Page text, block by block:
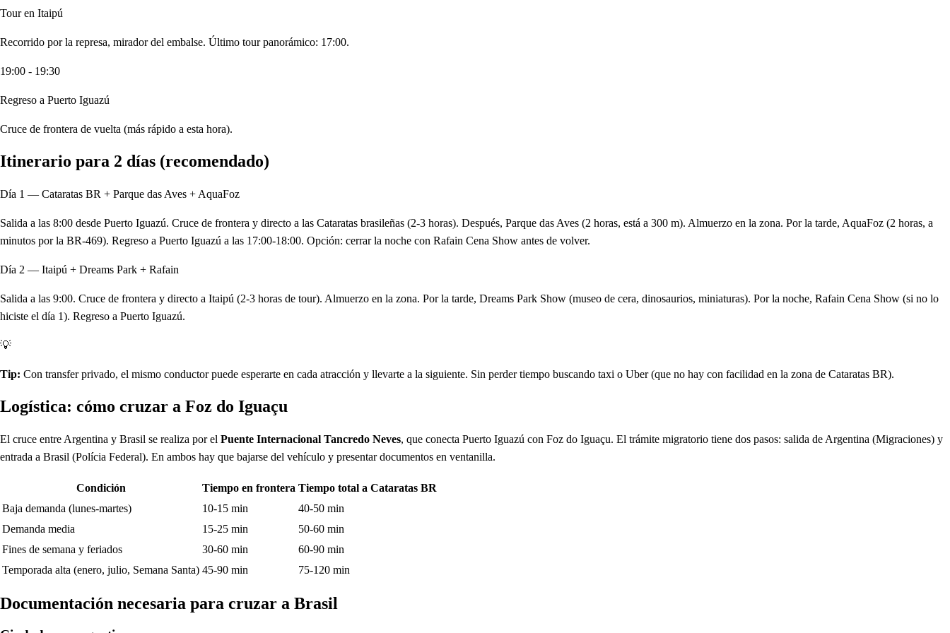
Tour en Itaipú
Recorrido por la represa, mirador del embalse. Último tour panorámico: 17:00.
19:00 - 19:30
Regreso a Puerto Iguazú
Cruce de frontera de vuelta (más rápido a esta hora).
Itinerario para 2 días (recomendado)
Día 1 — Cataratas BR + Parque das Aves + AquaFoz
Salida a las 8:00 desde Puerto Iguazú. Cruce de frontera y directo a las Cataratas brasileñas (2-3 horas). Después, Parque das Aves (2 horas, está a 300 m). Almuerzo en la zona. Por la tarde, AquaFoz (2 horas, a
minutos por la BR-469). Regreso a Puerto Iguazú a las 17:00-18:00. Opción: cerrar la noche con Rafain Cena Show antes de volver.
Día 2 — Itaipú + Dreams Park + Rafain
Salida a las 9:00. Cruce de frontera y directo a Itaipú (2-3 horas de tour). Almuerzo en la zona. Por la tarde, Dreams Park Show (museo de cera, dinosaurios, miniaturas). Por la noche, Rafain Cena Show (si no lo
hiciste el día 1). Regreso a Puerto Iguazú.
💡
Tip: Con transfer privado, el mismo conductor puede esperarte en cada atracción y llevarte a la siguiente. Sin perder tiempo buscando taxi o Uber (que no hay con facilidad en la zona de Cataratas BR).
Logística: cómo cruzar a Foz do Iguaçu
El cruce entre Argentina y Brasil se realiza por el Puente Internacional Tancredo Neves, que conecta Puerto Iguazú con Foz do Iguaçu. El trámite migratorio tiene dos pasos: salida de Argentina (Migraciones) y
entrada a Brasil (Polícia Federal). En ambos hay que bajarse del vehículo y presentar documentos en ventanilla.
Condición Tiempo en frontera Tiempo total a Cataratas BR
Baja demanda (lunes-martes)
10-15 min
40-50 min
Demanda media
15-25 min
50-60 min
Fines de semana y feriados
30-60 min
60-90 min
Temporada alta (enero, julio, Semana Santa) 45-90 min 75-120 min
Documentación necesaria para cruzar a Brasil